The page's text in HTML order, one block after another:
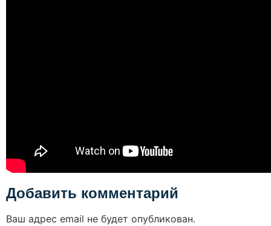
Добавить комментарий
Ваш адрес email не будет опубликован.